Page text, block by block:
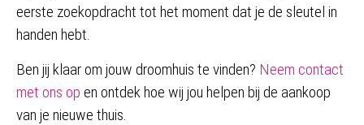
eerste zoekopdracht tot het moment dat je de sleutel in
handen hebt.
Ben jij klaar om jouw droomhuis te vinden? Neem contact
met ons op en ontdek hoe wij jou helpen bij de aankoop
van je nieuwe thuis.